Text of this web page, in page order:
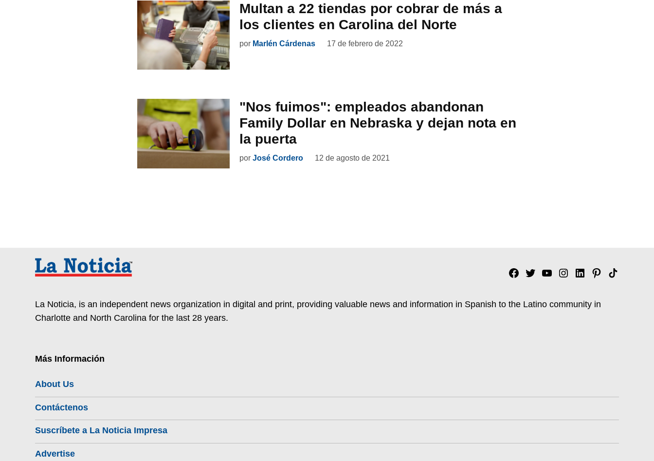
Multan a 22 tiendas por cobrar de más a
los clientes en Carolina del Norte
por Marlén Cárdenas 17 de febrero de 2022
"Nos fuimos": empleados abandonan
Family Dollar en Nebraska y dejan nota en
la puerta
por José Cordero 12 de agosto de 2021
Facebook
TwitterYouTubeInstagram
Linkedin
Pinterest
Tik
La Noticia, is an independent news organization in digital and print, providing valuable news and information in Spanish to the Latino community in
Charlotte and North Carolina for the last 28 years.
Más Información
About Us
Contáctenos
Suscríbete a La Noticia Impresa
Advertise